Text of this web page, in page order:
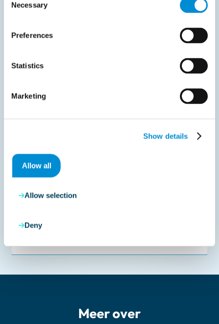
Selection
Necessary
Preferences
Statistics
Marketing
Show details
Allow all
Allow selection
Deny
goederen of diensten aan te schaffen
wel inkoopaanvragen genoemd,
inkoopproces. Ze leiden uiteindelijk tot
Hoe werkt het geautomatiseerde
goedkeuringsproces van
Welke rapportagemogelijkheden
Meer over